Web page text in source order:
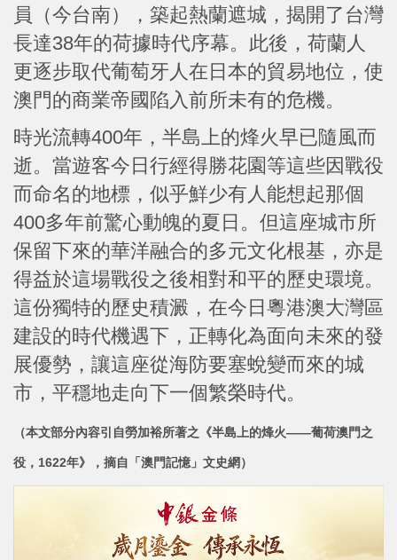
員（今台南），築起熱蘭遮城，揭開了台灣
長達38年的荷據時代序幕。此後，荷蘭人
更逐步取代葡萄牙人在日本的貿易地位，使
澳門的商業帝國陷入前所未有的危機。
時光流轉400年，半島上的烽火早已隨風而
逝。當遊客今日行經得勝花園等這些因戰役
而命名的地標，似乎鮮少有人能想起那個
400多年前驚心動魄的夏日。但這座城市所
保留下來的華洋融合的多元文化根基，亦是
得益於這場戰役之後相對和平的歷史環境。
這份獨特的歷史積澱，在今日粵港澳大灣區
建設的時代機遇下，正轉化為面向未來的發
展優勢，讓這座從海防要塞蛻變而來的城
市，平穩地走向下一個繁榮時代。
（本文部分內容引自勞加裕所著之《半島上的烽火——葡荷澳門之
役，1622年》，摘自「澳門記憶」文史網）